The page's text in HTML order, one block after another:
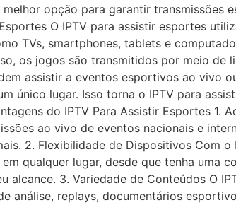
opção para garantir transmissões
O IPTV para assistir esportes
TVs, smartphones, tablets e
os jogos são transmitidos por meio de
assistir a eventos esportivos ao vivo
único lugar. Isso torna o IPTV para
do IPTV Para Assistir Esportes 1.
ao vivo de eventos nacionais e
2. Flexibilidade de Dispositivos Com
qualquer lugar, desde que tenha uma
alcance. 3. Variedade de Conteúdos O
análise, replays, documentários